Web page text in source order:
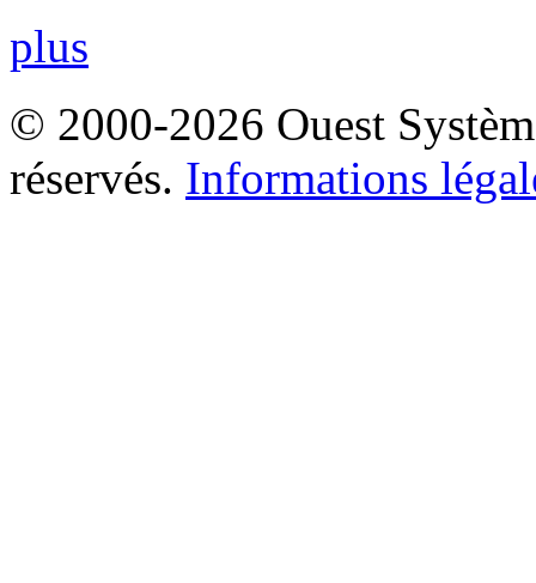
plus
© 2000-2026 Ouest
réservés. Informations